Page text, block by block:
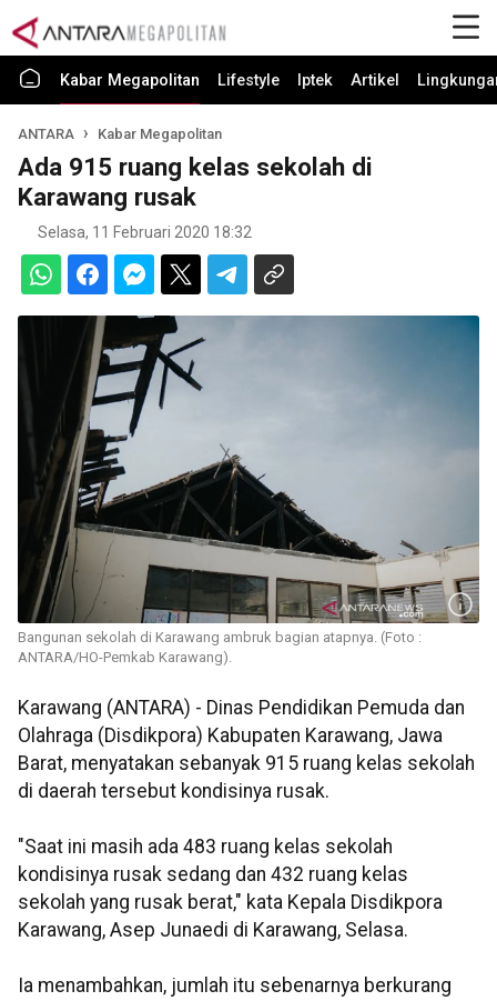
Kabar Megapolitan Lifestyle Iptek Artikel
ANTARA Kabar Megapolitan
Ada 915 ruang kelas sekolah di
Karawang rusak
Selasa, 11 Februari 2020 18:32
Bangunan sekolah di Karawang ambruk bagian atapnya. (Foto :
ANTARA/HO-Pemkab Karawang).
Karawang (ANTARA) - Dinas Pendidikan Pemuda dan
Olahraga (Disdikpora) Kabupaten Karawang, Jawa
Barat, menyatakan sebanyak 915 ruang kelas sekolah
di daerah tersebut kondisinya rusak.
"Saat ini masih ada 483 ruang kelas sekolah
kondisinya rusak sedang dan 432 ruang kelas
sekolah yang rusak berat," kata Kepala Disdikpora
Karawang, Asep Junaedi di Karawang, Selasa.
Ia menambahkan, jumlah itu sebenarnya berkurang